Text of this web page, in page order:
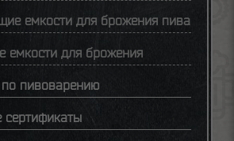
емкости для брожения пива
емкости для брожения
по пивоварению
сертификаты